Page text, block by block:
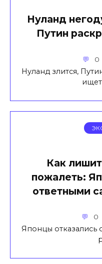
Нуланд
Путин
0
Нуланд злится,
ищет
Как
пожалеть:
ответными
0
Японцы отказались